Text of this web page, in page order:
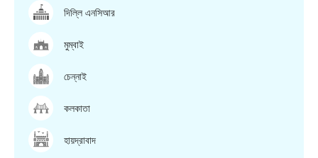
দিল্লি এনসিআর
মুম্বাই
চেন্নাই
কলকাতা
হায়দ্রাবাদ